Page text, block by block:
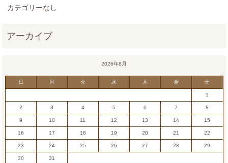
カテゴリーなし
2026年8月
日 月 火 水 木 金 土
1
2 3 4 5 6 7 8
9 10 11 12 13 14 15
16 17 18 19 20 21 22
23 24 25 26 27 28 29
30 31